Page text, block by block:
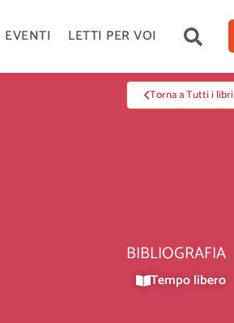
EVENTI LETTI PER VOI
Torna a Tutti i libri
BIBLIOGRAFIA
Tempo libero